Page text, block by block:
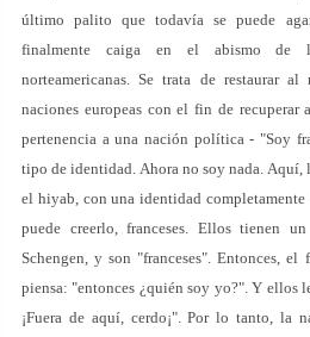
último palito que todavía se puede
finalmente caiga en el abismo de
norteamericanas. Se trata de restaurar
naciones europeas con el fin de
pertenencia a una nación política - "Soy
tipo de identidad. Ahora no soy nada. Aquí,
el hiyab, con una identidad completamente
puede creerlo, franceses. Ellos tienen
Schengen, y son "franceses". Entonces, el
piensa: "entonces ¿quién soy yo?". Y ellos
¡Fuera de aquí, cerdo¡". Por lo tanto, la